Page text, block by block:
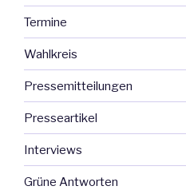
Land“
Termine
Wahlkreis
Pressemitteilungen
Presseartikel
Interviews
Grüne Antworten